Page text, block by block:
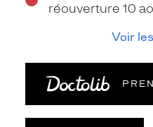
réouverture 10
Voir